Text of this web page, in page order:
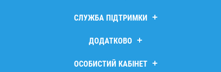
Про компанію
Повернення та обмін
Договір публічної оферти
СЛУЖБА ПІДТРИМКИ
Повернення товару
ДОДАТКОВО
Подарункові сертифікати
ОСОБИСТИЙ КАБІНЕТ